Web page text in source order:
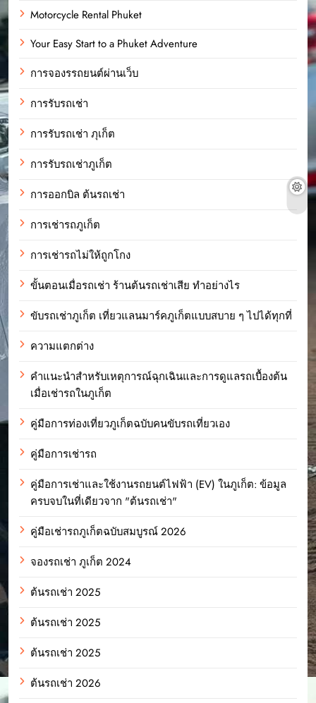
Motorcycle Rental Phuket
Your Easy Start to a Phuket Adventure
การจองรรถยนต์ผ่านเว็บ
การรับรถเช่า
การรับรถเช่า ภุเก็ต
การรับรถเช่าภูเก็ต
การออกบิล ต้นรถเช่า
การเช่ารถภูเก็ต
การเช่ารถไม่ให้ถูกโกง
ขั้นตอนเมื่อรถเช่า ร้านต้นรถเช่าเสีย ทำอย่างไร
ขับรถเช่าภูเก็ต เที่ยวแลนมาร์คภูเก็ตแบบสบาย ๆ ไปได้ทุกที่
ความแตกต่าง
คำแนะนำสำหรับเหตุการณ์ฉุกเฉินและการดูแลรถเบื้องต้น
เมื่อเช่ารถในภูเก็ต
คู่มือการท่องเที่ยวภูเก็ตฉบับคนขับรถเที่ยวเอง
คู่มือการเช่ารถ
คู่มือการเช่าและใช้งานรถยนต์ไฟฟ้า (EV) ในภูเก็ต: ข้อมูล
ครบจบในที่เดียวจาก "ต้นรถเช่า"
คู่มือเช่ารถภูเก็ตฉบับสมบูรณ์ 2026
จองรถเช่า ภูเก็ต 2024
ต้นรถเช่า 2025
ต้นรถเช่า 2025
ต้นรถเช่า 2025
ต้นรถเช่า 2026